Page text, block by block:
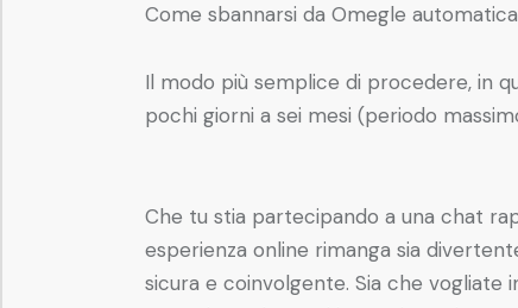
Come sbannarsi da Omegle
Il modo più semplice di procedere, in
pochi giorni a sei mesi (periodo
Che tu stia partecipando a una chat
esperienza online rimanga sia
sicura e coinvolgente. Sia che